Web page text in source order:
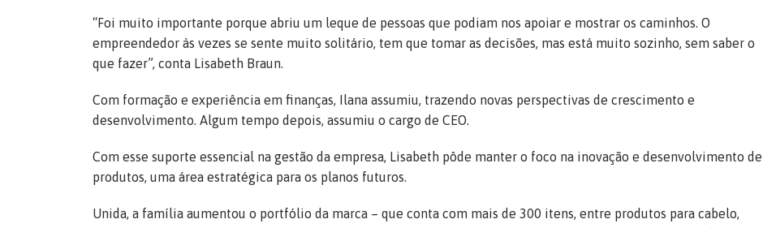
“Foi muito importante porque abriu um leque de pessoas que podiam nos apoiar e mostrar os caminhos. O
empreendedor às vezes se sente muito solitário, tem que tomar as decisões, mas está muito sozinho, sem saber o
que fazer”, conta Lisabeth Braun.
Com formação e experiência em finanças, Ilana assumiu, trazendo novas perspectivas de crescimento e
desenvolvimento. Algum tempo depois, assumiu o cargo de CEO.
Com esse suporte essencial na gestão da empresa, Lisabeth pôde manter o foco na inovação e desenvolvimento de
produtos, uma área estratégica para os planos futuros.
Unida, a família aumentou o portfólio da marca – que conta com mais de 300 itens, entre produtos para cabelo,